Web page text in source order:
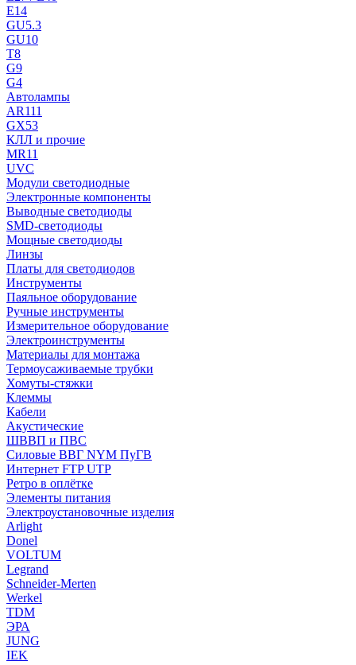
E14
GU5.3
GU10
T8
G9
G4
Автолампы
AR111
GX53
КЛЛ и прочие
MR11
UVC
Модули светодиодные
Электронные компоненты
Выводные светодиоды
SMD-светодиоды
Мощные светодиоды
Линзы
Платы для светодиодов
Инструменты
Паяльное оборудование
Ручные инструменты
Измерительное оборудование
Электроинструменты
Материалы для монтажа
Термоусаживаемые трубки
Хомуты-стяжки
Клеммы
Кабели
Акустические
ШВВП и ПВС
Силовые ВВГ NYM ПуГВ
Интернет FTP UTP
Ретро в оплётке
Элементы питания
Электроустановочные изделия
Arlight
Donel
VOLTUM
Legrand
Schneider-Merten
Werkel
TDM
ЭРА
JUNG
IEK